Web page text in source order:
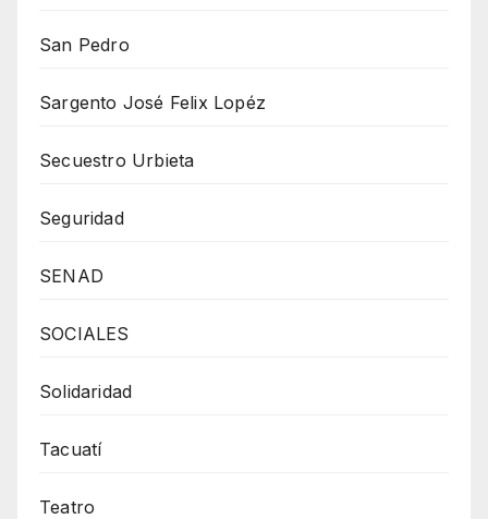
San Pedro
Sargento José Felix Lopéz
Secuestro Urbieta
Seguridad
SENAD
SOCIALES
Solidaridad
Tacuatí
Teatro